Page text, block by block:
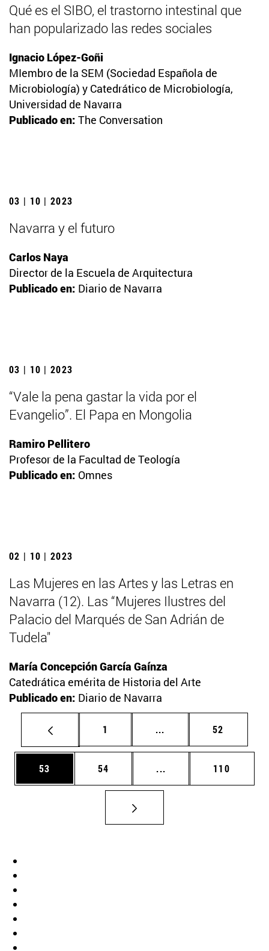
Qué es el SIBO, el trastorno intestinal que
han popularizado las redes sociales
Ignacio López-Goñi
MIembro de la SEM (Sociedad Española de
Microbiología) y Catedrático de Microbiología,
Universidad de Navarra
Publicado en: The Conversation
03 | 10 | 2023
Navarra y el futuro
Carlos Naya
Director de la Escuela de Arquitectura
Publicado en: Diario de Navarra
03 | 10 | 2023
“Vale la pena gastar la vida por el
Evangelio”. El Papa en Mongolia
Ramiro Pellitero
Profesor de la Facultad de Teología
Publicado en: Omnes
02 | 10 | 2023
Las Mujeres en las Artes y las Letras en
Navarra (12). Las “Mujeres Ilustres del
Palacio del Marqués de San Adrián de
Tudela"
María Concepción García Gaínza
Catedrática emérita de Historia del Arte
Publicado en: Diario de Navarra
Página
1 ... Páginas intermedias
Página
52
Página
53 Página
54 ... Páginas intermedias
Página
110